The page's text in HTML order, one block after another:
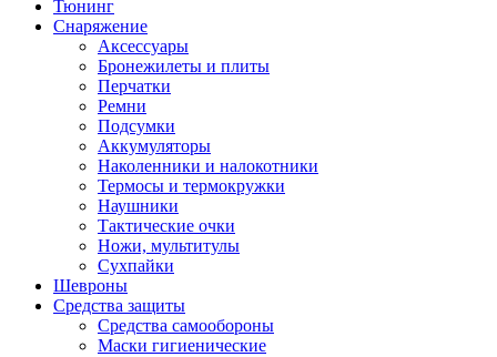
Тюнинг
Снаряжение
Аксессуары
Бронежилеты и плиты
Перчатки
Ремни
Подсумки
Аккумуляторы
Наколенники и налокотники
Термосы и термокружки
Наушники
Тактические очки
Ножи, мультитулы
Сухпайки
Шевроны
Средства защиты
Средства самообороны
Маски гигиенические